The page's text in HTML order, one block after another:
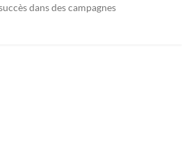
dans des campagnes